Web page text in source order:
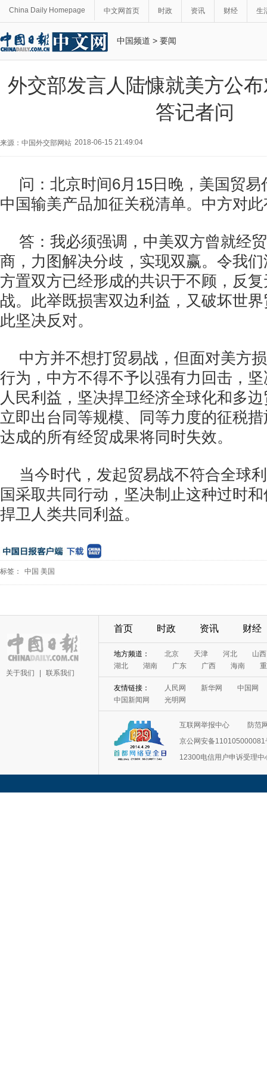
China Daily Homepage 中文网首页 时政 资讯 财经 生
中国频道 > 要闻
外交部发言人陆慷就美方公
答记者问
来源：中国外交部网站 2018-06-15 21:49:04
问：北京时间6月15日晚，美国贸
中国输美产品加征关税清单。中方对
答：我必须强调，中美双方曾就经
商，力图解决分歧，实现双赢。令我
方置双方已经形成的共识于不顾，反
战。此举既损害双边利益，又破坏世
此坚决反对。
中方并不想打贸易战，但面对美方
行为，中方不得不予以强有力回击，
人民利益，坚决捍卫经济全球化和多
立即出台同等规模、同等力度的征税
达成的所有经贸成果将同时失效。
当今时代，发起贸易战不符合全球
国采取共同行动，坚决制止这种过时
捍卫人类共同利益。
标签： 中国 美国
关于我们 联系我们
首页 时政 资讯 财经
地方频道： 北京 天津 河北
山西
湖北
湖南 广东 广西 海南
友情链接： 人民网 新华网
中国网
中国新闻网
光明网
互联网举报中心
防范
京公网安备110105000081
12300电信用户申诉受理中